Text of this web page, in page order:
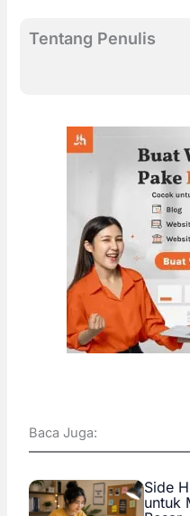
Tentang Penulis
Baca Juga:
Side
untuk